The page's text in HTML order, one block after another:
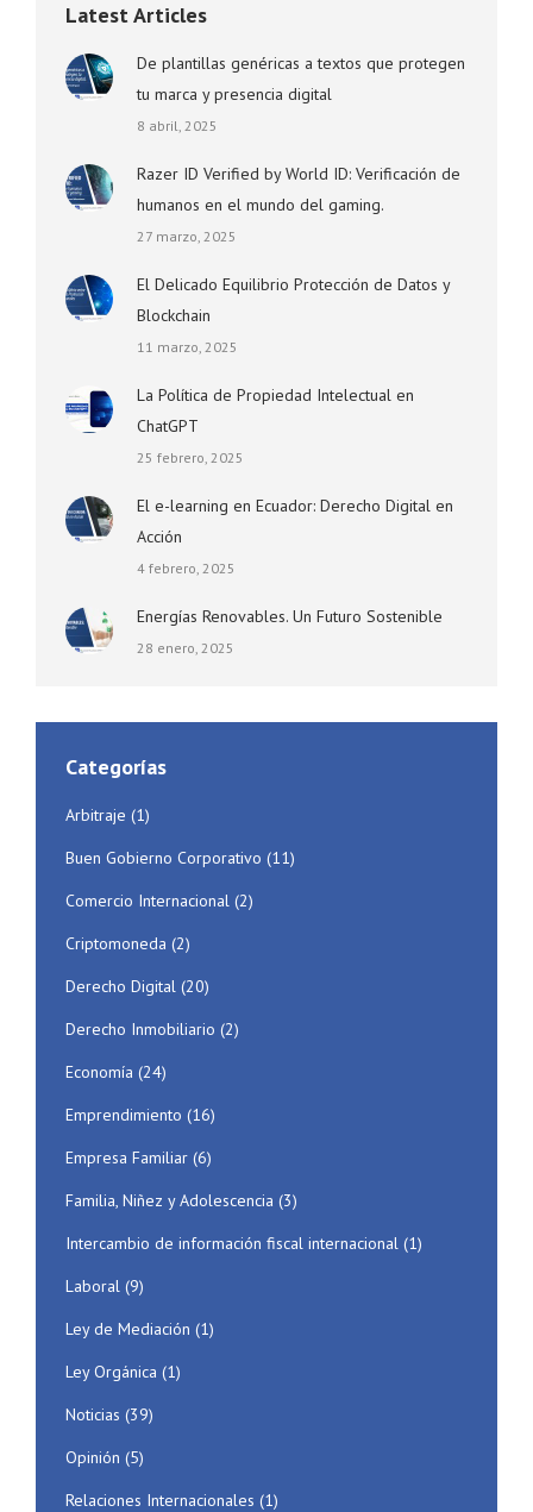
Latest Articles
De plantillas genéricas a textos que protegen
tu marca y presencia digital
8 abril, 2025
Razer ID Verified by World ID: Verificación de
humanos en el mundo del gaming.
27 marzo, 2025
El Delicado Equilibrio Protección de Datos y
Blockchain
11 marzo, 2025
La Política de Propiedad Intelectual en
ChatGPT
25 febrero, 2025
El e-learning en Ecuador: Derecho Digital en
Acción
4 febrero, 2025
Energías Renovables. Un Futuro Sostenible
28 enero, 2025
Categorías
Arbitraje (1)
Buen Gobierno Corporativo (11)
Comercio Internacional (2)
Criptomoneda (2)
Derecho Digital (20)
Derecho Inmobiliario (2)
Economía (24)
Emprendimiento (16)
Empresa Familiar (6)
Familia, Niñez y Adolescencia (3)
Intercambio de información fiscal internacional (1)
Laboral (9)
Ley de Mediación (1)
Ley Orgánica (1)
Noticias (39)
Opinión (5)
Relaciones Internacionales (1)